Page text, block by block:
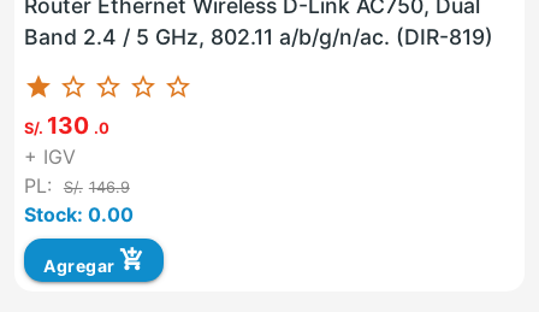
Router Ethernet Wireless D-Link AC750, Dual
Band 2.4 / 5 GHz, 802.11 a/b/g/n/ac. (DIR-819)
star star_border star_border star_border star_border
S/. 130 .0
+ IGV
PL:
S/. 146.9
Stock: 0.00
Agregar add_shopping_cart